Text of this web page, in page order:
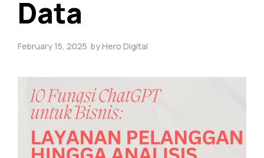
Data
February 15, 2025 byHero Digital